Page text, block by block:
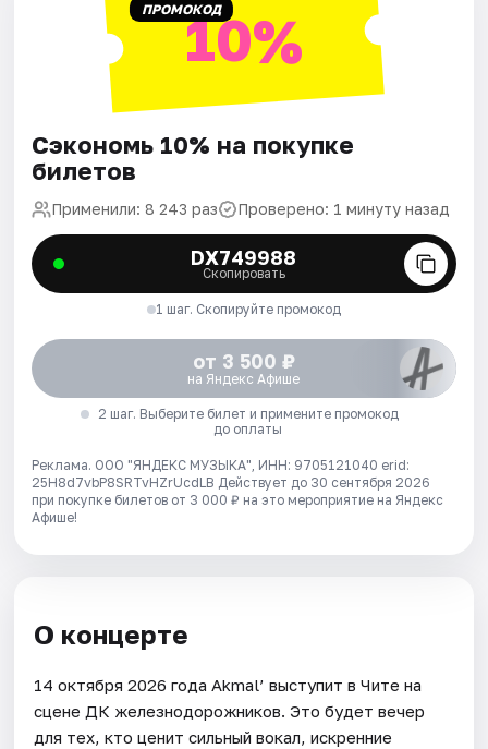
ПРОМОКОД10%
Сэкономь 10% на покупке
билетов
Применили: 8 243 раз Проверено: 1 минуту назад
DX749988
Скопировать
1 шаг. Скопируйте промокод
от 3 500 ₽
на Яндекс Афише
2 шаг. Выберите билет и примените промокод
до оплаты
Реклама. ООО "ЯНДЕКС МУЗЫКА", ИНН: 9705121040 erid:
25H8d7vbP8SRTvHZrUcdLB Действует до 30 сентября 2026
при покупке билетов от 3 000 ₽ на это мероприятие на Яндекс
Афише!
О концерте
14 октября 2026 года Akmal’ выступит в Чите на
сцене ДК железнодорожников. Это будет вечер
для тех, кто ценит сильный вокал, искренние